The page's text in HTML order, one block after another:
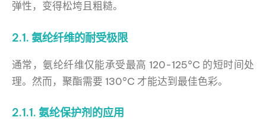
弹性，变得松垮且粗糙。
2.1. 氨纶纤维的耐受极限
通常，氨纶纤维仅能承受最高 120-125°C 的短时间处
理。然而，聚酯需要 130°C 才能达到最佳色彩。
2.1.1. 氨纶保护剂的应用